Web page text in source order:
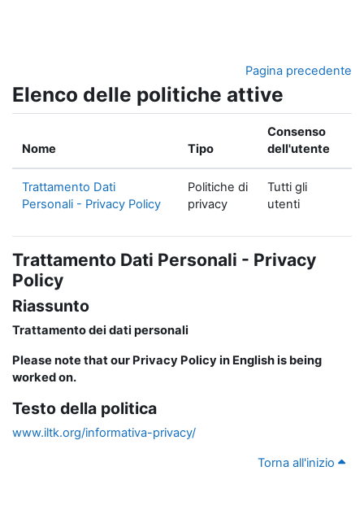
Pagina precedente
Elenco delle politiche attive
Nome Tipo
Consenso
dell'utente
Trattamento Dati
Personali - Privacy Policy
Politiche di
privacy
Tutti gli
utenti
Trattamento Dati Personali - Privacy
Policy
Riassunto
Trattamento dei dati personali
Please note that our Privacy Policy in English is being
worked on.
Testo della politica
www.iltk.org/informativa-privacy/
Torna all'inizio